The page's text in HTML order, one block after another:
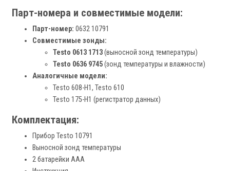
Парт-номера и совместимые модели:
Парт-номер: 0632 10791
Совместимые зонды:
Testo 0613 1713(выносной зонд температуры)
Testo 0636 9745(зонд температуры и влажности)
Аналогичные модели:
Testo 608-H1, Testo 610
Testo 175-H1 (регистратор данных)
Комплектация:
Прибор Testo 10791
Выносной зонд температуры
2 батарейки AAA